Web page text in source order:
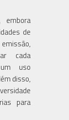
embora
de
cada
uso
disso,
para